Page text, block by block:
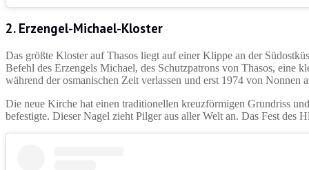
2. Erzengel-Michael-Kloster
Das größte Kloster auf Thasos liegt auf einer Klippe an der
Befehl des Erzengels Michael, des Schutzpatrons von Thasos, eine
während der osmanischen Zeit verlassen und erst 1974 von
Die neue Kirche hat einen traditionellen kreuzförmigen Grundriss
befestigte. Dieser Nagel zieht Pilger aus aller Welt an. Das Fest des